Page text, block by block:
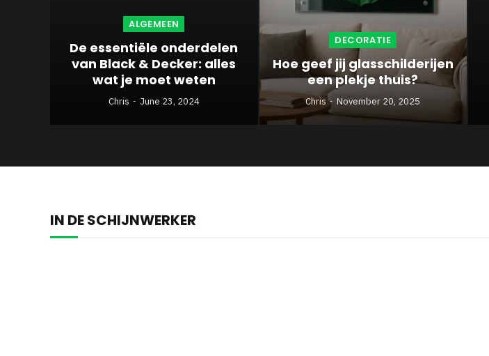
ALGEMEEN
De essentiële onderdelen
van Black & Decker: alles
wat je moet weten
Chris June 23, 2024
DECORATIE
Hoe geef jij glasschilderijen
een plekje thuis?
Chris November 20, 2025
IN DE SCHIJNWERKER